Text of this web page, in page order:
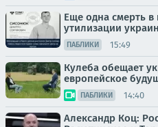
Еще одна смерть
утилизации
ПАБЛИКИ 15:49
Кулеба обещает
европейское
ПАБЛИКИ 14:40
Александр Коц: